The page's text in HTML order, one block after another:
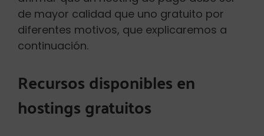
de mayor calidad que uno gratuito por
diferentes motivos, que explicaremos a
continuación.
Recursos disponibles en
hostings gratuitos